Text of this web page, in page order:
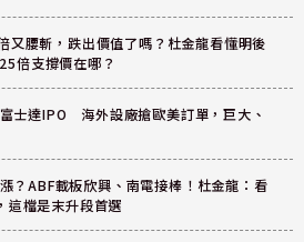
又腰斬，跌出價值了嗎？杜金龍看懂明後
倍支撐價在哪？
士達IPO 海外設廠搶歐美訂單，巨大、
？ABF載板欣興、南電接棒！杜金龍：看
這檔是末升段首選